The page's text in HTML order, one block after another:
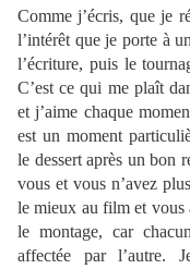
Comme j’écris, que je
l’intérêt que je porte à
l’écriture, puis le
C’est ce qui me plaît
et j’aime chaque
est un moment
le dessert après un bon
vous et vous n’avez
le mieux au film et vous
le montage, car
affectée par l’autre.